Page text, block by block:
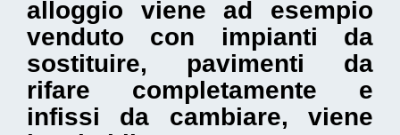
alloggio viene ad esempio
venduto con impianti da
sostituire, pavimenti da
rifare completamente e
infissi da cambiare, viene